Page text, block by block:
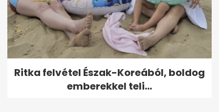
Ritka felvétel Észak-Koreából, boldog
emberekkel teli...